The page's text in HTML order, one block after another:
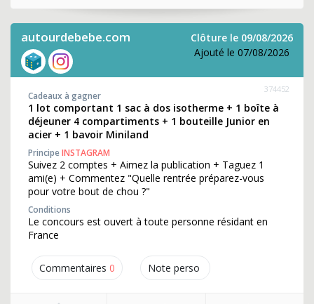
autourdebebe.com
Clôture le 09/08/2026
Ajouté le 07/08/2026
Commentaires 0 Note perso
374452
Cadeaux à gagner
1 lot comportant 1 sac à dos isotherme + 1 boîte à
déjeuner 4 compartiments + 1 bouteille Junior en
acier + 1 bavoir Miniland
PrincipeINSTAGRAM
Suivez 2 comptes + Aimez la publication + Taguez 1
ami(e) + Commentez "Quelle rentrée préparez-vous
pour votre bout de chou ?"
Conditions
Le concours est ouvert à toute personne résidant en
France